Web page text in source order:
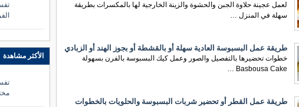
لعمل عجينة حلاوة الجبن والحشوة والزينة الخارجية لها بالمكسرات بطريقة
سهلة في المنزل …
طريقة عمل البسبوسة العادية سهلة أو بالقشطة أو بجوز الهند أو الزبادي
خطوات تحضيرها بالتفصيل والصور وعمل كيك البسبوسة بالفرن بسهولة
Basbousa Cake …
طريقة عمل القطر أو تحضير شربات البسبوسة والحلويات بالخطوات
الأكثر مشاهدة